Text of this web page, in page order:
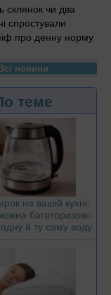
склянок чи два
спростували
про денну норму
новини
теме
на вашій кухні:
багаторазово
й ту саму воду